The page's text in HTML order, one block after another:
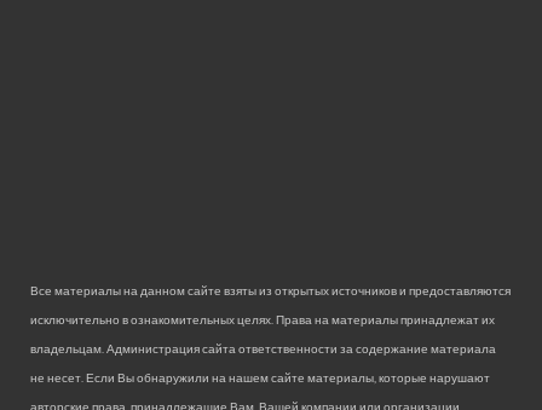
Все материалы на данном сайте взяты из открытых источников и предоставляются
исключительно в ознакомительных целях. Права на материалы принадлежат их
владельцам. Администрация сайта ответственности за содержание материала
не несет. Если Вы обнаружили на нашем сайте материалы, которые нарушают
авторские права, принадлежащие Вам, Вашей компании или организации,